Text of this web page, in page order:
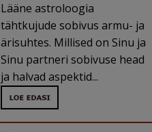
Lääne astroloogia
tähtkujude sobivus armu- ja
ärisuhtes. Millised on Sinu ja
Sinu partneri sobivuse head
ja halvad aspektid...